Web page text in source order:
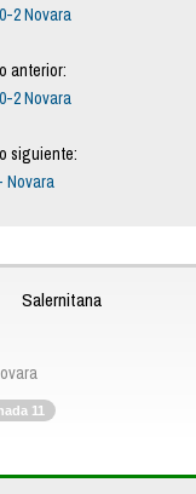
2 Novara
anterior:
2 Novara
siguiente:
Novara
Salernitana
11